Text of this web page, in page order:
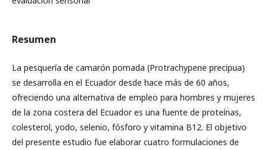
Resumen
La pesquería de camarón pomada (Protrachypene precipua)
se desarrolla en el Ecuador desde hace más de 60 años,
ofreciendo una alternativa de empleo para hombres y mujeres
de la zona costera del Ecuador es una fuente de proteínas,
colesterol, yodo, selenio, fósforo y vitamina B12. El objetivo
del presente estudio fue elaborar cuatro formulaciones de